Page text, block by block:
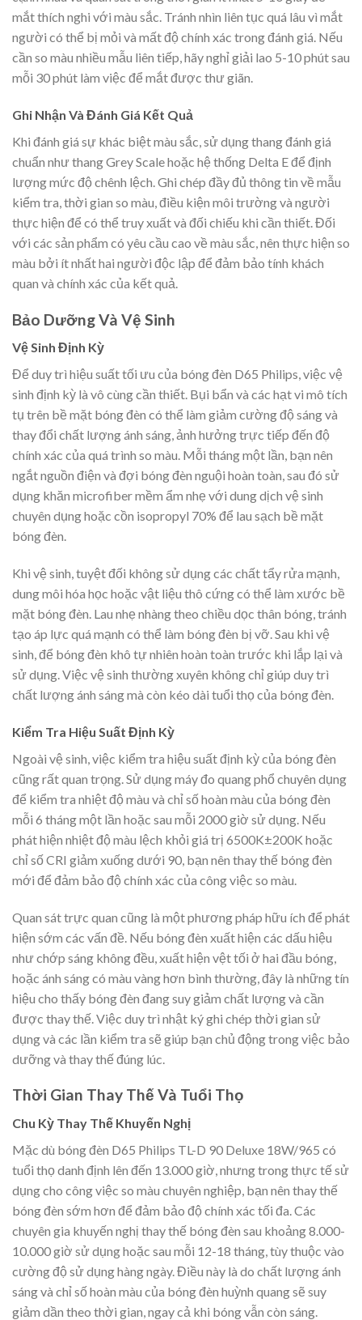
mắt thích nghi với màu sắc. Tránh nhìn liên tục quá lâu vì mắt
người có thể bị mỏi và mất độ chính xác trong đánh giá. Nếu
cần so màu nhiều mẫu liên tiếp, hãy nghỉ giải lao 5-10 phút sau
mỗi 30 phút làm việc để mắt được thư giãn.
Ghi Nhận Và Đánh Giá Kết Quả
Khi đánh giá sự khác biệt màu sắc, sử dụng thang đánh giá
chuẩn như thang Grey Scale hoặc hệ thống Delta E để định
lượng mức độ chênh lệch. Ghi chép đầy đủ thông tin về mẫu
kiểm tra, thời gian so màu, điều kiện môi trường và người
thực hiện để có thể truy xuất và đối chiếu khi cần thiết. Đối
với các sản phẩm có yêu cầu cao về màu sắc, nên thực hiện so
màu bởi ít nhất hai người độc lập để đảm bảo tính khách
quan và chính xác của kết quả.
Bảo Dưỡng Và Vệ Sinh
Vệ Sinh Định Kỳ
Để duy trì hiệu suất tối ưu của bóng đèn D65 Philips, việc vệ
sinh định kỳ là vô cùng cần thiết. Bụi bẩn và các hạt vi mô tích
tụ trên bề mặt bóng đèn có thể làm giảm cường độ sáng và
thay đổi chất lượng ánh sáng, ảnh hưởng trực tiếp đến độ
chính xác của quá trình so màu. Mỗi tháng một lần, bạn nên
ngắt nguồn điện và đợi bóng đèn nguội hoàn toàn, sau đó sử
dụng khăn microfiber mềm ẩm nhẹ với dung dịch vệ sinh
chuyên dụng hoặc cồn isopropyl 70% để lau sạch bề mặt
bóng đèn.
Khi vệ sinh, tuyệt đối không sử dụng các chất tẩy rửa mạnh,
dung môi hóa học hoặc vật liệu thô cứng có thể làm xước bề
mặt bóng đèn. Lau nhẹ nhàng theo chiều dọc thân bóng, tránh
tạo áp lực quá mạnh có thể làm bóng đèn bị vỡ. Sau khi vệ
sinh, để bóng đèn khô tự nhiên hoàn toàn trước khi lắp lại và
sử dụng. Việc vệ sinh thường xuyên không chỉ giúp duy trì
chất lượng ánh sáng mà còn kéo dài tuổi thọ của bóng đèn.
Kiểm Tra Hiệu Suất Định Kỳ
Ngoài vệ sinh, việc kiểm tra hiệu suất định kỳ của bóng đèn
cũng rất quan trọng. Sử dụng máy đo quang phổ chuyên dụng
để kiểm tra nhiệt độ màu và chỉ số hoàn màu của bóng đèn
mỗi 6 tháng một lần hoặc sau mỗi 2000 giờ sử dụng. Nếu
phát hiện nhiệt độ màu lệch khỏi giá trị 6500K±200K hoặc
chỉ số CRI giảm xuống dưới 90, bạn nên thay thế bóng đèn
mới để đảm bảo độ chính xác của công việc so màu.
Quan sát trực quan cũng là một phương pháp hữu ích để phát
hiện sớm các vấn đề. Nếu bóng đèn xuất hiện các dấu hiệu
như chớp sáng không đều, xuất hiện vệt tối ở hai đầu bóng,
hoặc ánh sáng có màu vàng hơn bình thường, đây là những tín
hiệu cho thấy bóng đèn đang suy giảm chất lượng và cần
được thay thế. Việc duy trì nhật ký ghi chép thời gian sử
dụng và các lần kiểm tra sẽ giúp bạn chủ động trong việc bảo
dưỡng và thay thế đúng lúc.
Thời Gian Thay Thế Và Tuổi Thọ
Chu Kỳ Thay Thế Khuyến Nghị
Mặc dù bóng đèn D65 Philips TL-D 90 Deluxe 18W/965 có
tuổi thọ danh định lên đến 13.000 giờ, nhưng trong thực tế sử
dụng cho công việc so màu chuyên nghiệp, bạn nên thay thế
bóng đèn sớm hơn để đảm bảo độ chính xác tối đa. Các
chuyên gia khuyến nghị thay thế bóng đèn sau khoảng 8.000-
10.000 giờ sử dụng hoặc sau mỗi 12-18 tháng, tùy thuộc vào
cường độ sử dụng hàng ngày. Điều này là do chất lượng ánh
sáng và chỉ số hoàn màu của bóng đèn huỳnh quang sẽ suy
giảm dần theo thời gian, ngay cả khi bóng vẫn còn sáng.